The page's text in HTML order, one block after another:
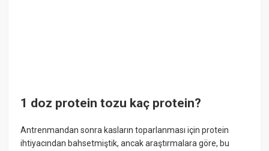
1 doz protein tozu kaç protein?
Antrenmandan sonra kasların toparlanması için protein
ihtiyacından bahsetmiştik, ancak araştırmalara göre, bu